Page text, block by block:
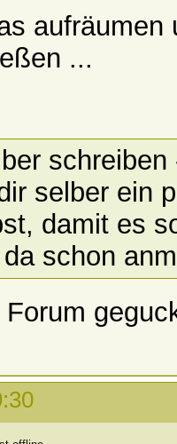
aufräumen
...
selber ein
damit es
schon
Forum